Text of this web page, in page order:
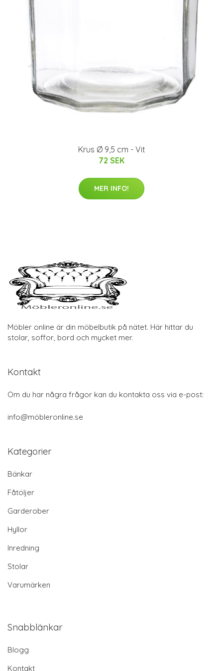
Krus Ø 9,5 cm - Vit
72 SEK
MER INFO!
Möbler online är din möbelbutik på nätet. Här hittar du
stolar, soffor, bord och mycket mer.
Kontakt
Om du har några frågor kan du kontakta oss via e-post:
info@möbleronline.se
Kategorier
Bänkar
Fåtöljer
Garderober
Hyllor
Inredning
Stolar
Varumärken
Snabblänkar
Blogg
Kontakt